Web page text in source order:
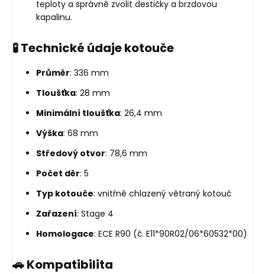
teploty a správně zvolit destičky a brzdovou
kapalinu.
🧪 Technické údaje kotouče
Průměr: 336 mm
Tloušťka: 28 mm
Minimální tloušťka: 26,4 mm
Výška: 68 mm
Středový otvor: 78,6 mm
Počet děr: 5
Typ kotouče: vnitřně chlazený větraný kotouč
Zařazení: Stage 4
Homologace: ECE R90 (č. E11*90R02/06*60532*00)
🚗 Kompatibilita